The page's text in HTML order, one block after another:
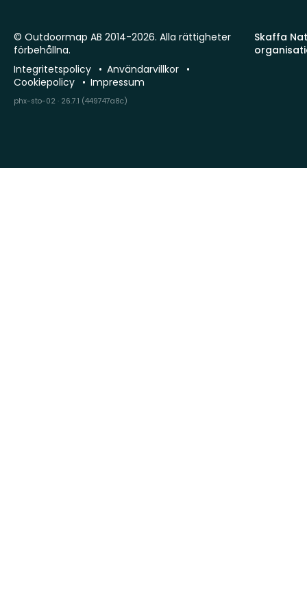
Skaffa
© Outdoormap AB 2014-2026. Alla rättigheter
förbehållna.
Integritetspolicy
Användarvillkor
Cookiepolicy
Impressum
phx-sto-02 · 26.7.1 (449747a8c)